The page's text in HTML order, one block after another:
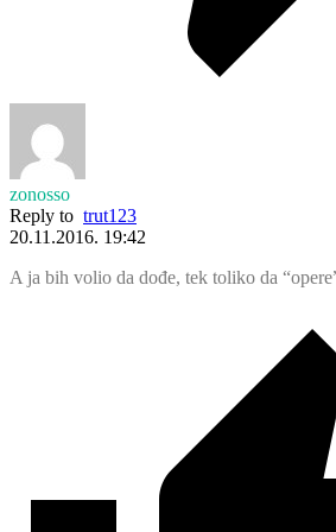
zonosso
Reply to trut123
20.11.2016. 19:42
A ja bih volio da dođe, tek toliko da